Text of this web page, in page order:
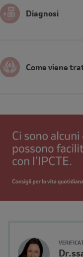
Diagnosi
Come viene
Author's
Avatar
Name